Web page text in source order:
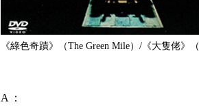
《綠色奇蹟》（The Green Mile）/《大隻佬》（
A：